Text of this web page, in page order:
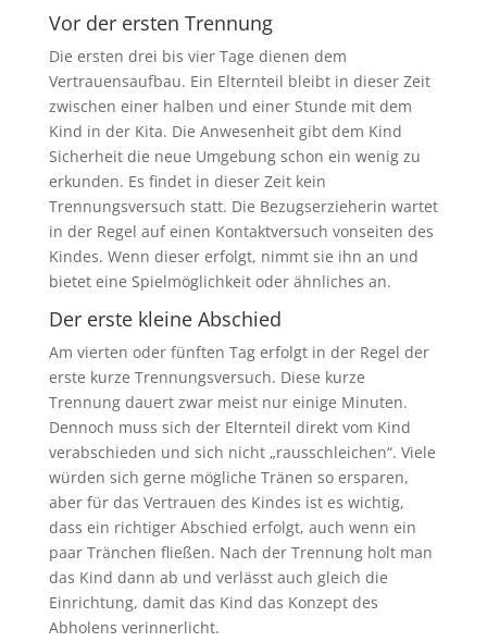
Vor der ersten Trennung
Die ersten drei bis vier Tage dienen dem
Vertrauensaufbau. Ein Elternteil bleibt in dieser Zeit
zwischen einer halben und einer Stunde mit dem
Kind in der Kita. Die Anwesenheit gibt dem Kind
Sicherheit die neue Umgebung schon ein wenig zu
erkunden. Es findet in dieser Zeit kein
Trennungsversuch statt. Die Bezugserzieherin wartet
in der Regel auf einen Kontaktversuch vonseiten des
Kindes. Wenn dieser erfolgt, nimmt sie ihn an und
bietet eine Spielmöglichkeit oder ähnliches an.
Der erste kleine Abschied
Am vierten oder fünften Tag erfolgt in der Regel der
erste kurze Trennungsversuch. Diese kurze
Trennung dauert zwar meist nur einige Minuten.
Dennoch muss sich der Elternteil direkt vom Kind
verabschieden und sich nicht „rausschleichen“. Viele
würden sich gerne mögliche Tränen so ersparen,
aber für das Vertrauen des Kindes ist es wichtig,
dass ein richtiger Abschied erfolgt, auch wenn ein
paar Tränchen fließen. Nach der Trennung holt man
das Kind dann ab und verlässt auch gleich die
Einrichtung, damit das Kind das Konzept des
Abholens verinnerlicht.